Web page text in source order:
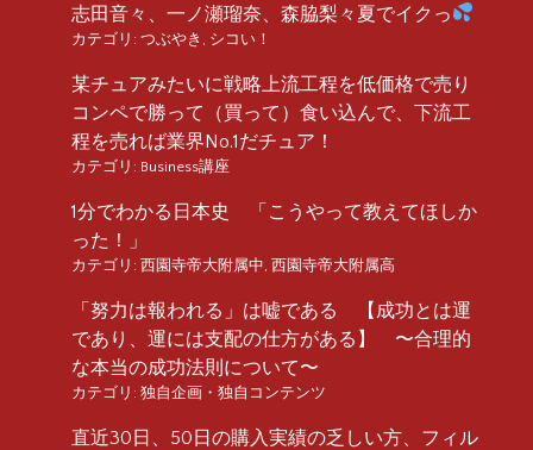
志田音々、一ノ瀬瑠奈、森脇梨々夏でイクっ
カテゴリ: つぶやき シコい！
某チュアみたいに戦略上流工程を低価格で売り
コンペで勝って（買って）食い込んで、下流工
程を売れば業界No.1だチュア！
カテゴリ: Business講座
1分でわかる日本史 「こうやって教えてほしか
った！」
カテゴリ: 西園寺帝大附属中 西園寺帝大附属高
「努力は報われる」は嘘である 【成功とは運
であり、運には支配の仕方がある】 〜合理的
な本当の成功法則について〜
カテゴリ: 独自企画・独自コンテンツ
直近30日、50日の購入実績の乏しい方、フィル